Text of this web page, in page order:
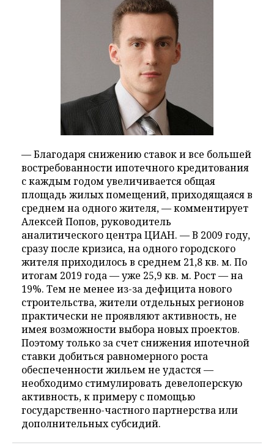
— Благодаря снижению ставок и все большей
востребованности ипотечного кредитования
с каждым годом увеличивается общая
площадь жилых помещений, приходящаяся в
среднем на одного жителя, — комментирует
Алексей Попов, руководитель
аналитического центра ЦИАН. — В 2009 году,
сразу после кризиса, на одного городского
жителя приходилось в среднем 21,8 кв. м. По
итогам 2019 года — уже 25,9 кв. м. Рост — на
19%. Тем не менее из-за дефицита нового
строительства, жители отдельных регионов
практически не проявляют активность, не
имея возможности выбора новых проектов.
Поэтому только за счет снижения ипотечной
ставки добиться равномерного роста
обеспеченности жильем не удастся —
необходимо стимулировать девелоперскую
активность, к примеру с помощью
государственно-частного партнерства или
дополнительных субсидий.